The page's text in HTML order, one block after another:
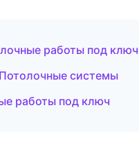
работы под ключ
системы
работы под ключ